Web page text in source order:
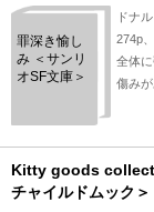
罪深き愉し
み ＜サンリ
オSF文庫＞
ドナ
274p
全体
傷み
Kitty goods
チャイルドムック＞